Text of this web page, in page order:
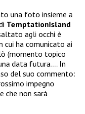
una foto insieme a
TemptationIsland
agli occhi è
ha comunicato ai
(momento topico
data futura…. In
del suo commento:
impegno
che non sarà